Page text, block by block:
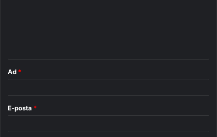
Ad *
E-posta *